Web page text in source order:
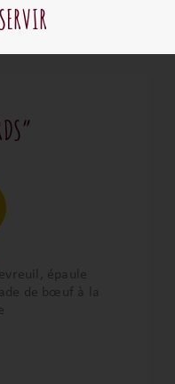
épaule
de bœuf à la